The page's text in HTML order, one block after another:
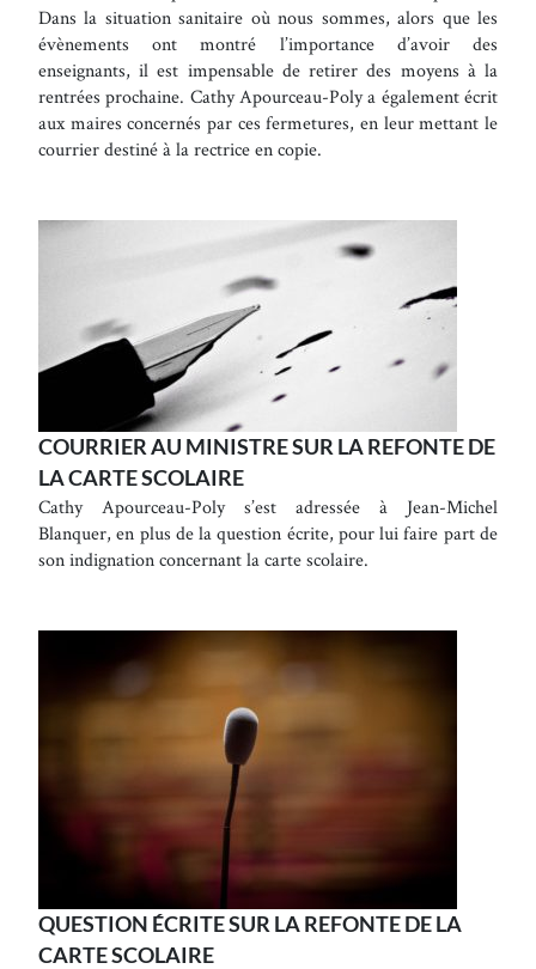
Dans la situation sanitaire où nous sommes, alors que les
évènements ont montré l’importance d’avoir des
enseignants, il est impensable de retirer des moyens à la
rentrées prochaine. Cathy Apourceau-Poly a également écrit
aux maires concernés par ces fermetures, en leur mettant le
courrier destiné à la rectrice en copie.
COURRIER AU MINISTRE SUR LA REFONTE DE
LA CARTE SCOLAIRE
Cathy Apourceau-Poly s’est adressée à Jean-Michel
Blanquer, en plus de la question écrite, pour lui faire part de
son indignation concernant la carte scolaire.
QUESTION ÉCRITE SUR LA REFONTE DE LA
CARTE SCOLAIRE